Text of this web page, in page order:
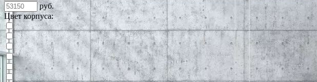
руб.
Цвет корпуса: